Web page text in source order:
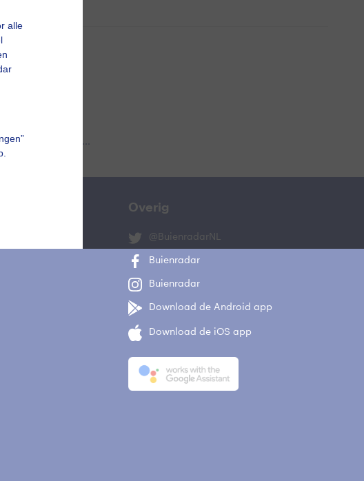
alle
geduld aub...
Overig
@BuienradarNL
Buienradar
Buienradar
Download de Android app
Download de iOS app